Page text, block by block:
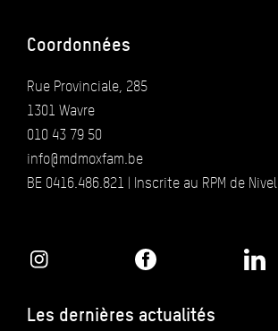
Coordonnées
Rue Provinciale, 285
1301 Wavre
010 43 79 50
info@mdmoxfam.be
BE 0416.486.821 | Inscrite au RPM de
Les dernières actualités